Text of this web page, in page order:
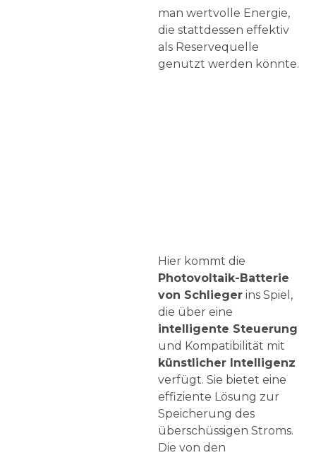
man wertvolle Energie,
die stattdessen effektiv
als Reservequelle
genutzt werden könnte.
Hier kommt die
Photovoltaik-Batterie
von Schlieger ins Spiel,
die über eine
intelligente Steuerung
und Kompatibilität mit
künstlicher Intelligenz
verfügt. Sie bietet eine
effiziente Lösung zur
Speicherung des
überschüssigen Stroms.
Die von den